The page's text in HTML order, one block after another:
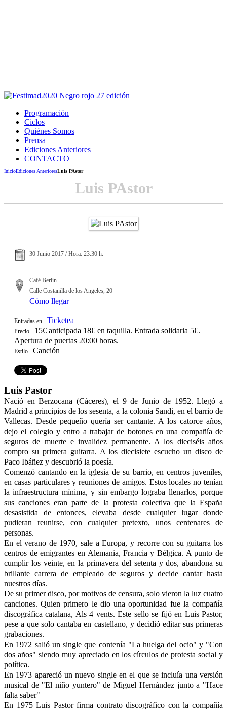
Programación
Ciclos
Quiénes Somos
Prensa
Ediciones Anteriores
CONTACTO
InicioEdiciones AnterioresLuis PAstor
Luis PAstor
30 Junio 2017 / Hora: 23:30 h.
Café Berlín
Calle Costanilla de los Angeles, 20
Cómo llegar
Entradas en Ticketea
Precio
15€ anticipada 18€ en taquilla. Entrada solidaria 5€.
Apertura de puertas 20:00 horas.
Estilo Canción
Luis Pastor
Nació en Berzocana (Cáceres), el 9 de Junio de 1952. Llegó a
Madrid a principios de los sesenta, a la colonia Sandi, en el barrio de
Vallecas. Desde pequeño quería ser cantante. A los catorce años,
dejo el colegio y entro a trabajar de botones en una compañía de
seguros de muerte e invalidez permanente. A los dieciséis años
compro su primera guitarra. A los diecisiete escucho un disco de
Paco Ibáñez y descubrió la poesía.
Comenzó cantando en la iglesia de su barrio, en centros juveniles,
en casas particulares y reuniones de amigos. Estos locales no tenían
la infraestructura mínima, y sin embargo lograba llenarlos, porque
sus canciones eran parte de la protesta colectiva que la España
desasistida de entonces, elevaba desde cualquier lugar donde
pudieran reunirse, con cualquier pretexto, unos centenares de
personas.
En el verano de 1970, sale a Europa, y recorre con su guitarra los
centros de emigrantes en Alemania, Francia y Bélgica. A punto de
cumplir los veinte, en la primavera del setenta y dos, abandona su
brillante carrera de empleado de seguros y decide cantar hasta
nuestros días.
De su primer disco, por motivos de censura, solo vieron la luz cuatro
canciones. Quien primero le dio una oportunidad fue la compañía
discográfica catalana, Als 4 vents. Este sello se fijó en Luis Pastor,
pese a que solo cantaba en castellano, y decidió editar sus primeras
grabaciones.
En 1972 salió un single que contenía "La huelga del ocio" y "Con
dos años" siendo muy apreciado en los círculos de protesta social y
política.
En 1973 apareció un nuevo single en el que se incluía una versión
musical de "El niño yuntero" de Miguel Hernández junto a "Hace
falta saber"
En 1975 Luis Pastor firma contrato discográfico con la compañía